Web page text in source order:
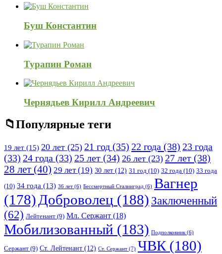
Буш Константин
Турапин Роман
Чернядьев Кирилл Андреевич
Популярные теги
19 лет (15) 20 лет (25) 21 год (35) 22 года (38) 23 года
(33) 24 года (33) 25 лет (34) 26 лет (23) 27 лет (38)
28 лет (40) 29 лет(19) 30 лет (12) 31 год (10) 32 года (10) 33 года
(10) 34 года (13) 36 лет (6) Бессмертный Сталинград (6) Вагнер
(178) Доброволец (188) Заключенный
(62) Лейтенант (9) Мл. Сержант (18)
Мобилизованный (183) Подполковник (6)
Сержант (9) Ст. Лейтенант (12) Ст. Сержант (7) ЧВК (180)